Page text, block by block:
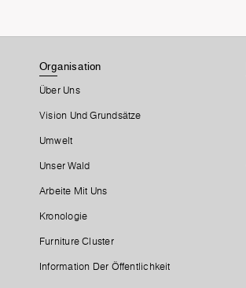
Organisation
Über Uns
Vision Und Grundsätze
Umwelt
Unser Wald
Arbeite Mit Uns
Kronologie
Furniture Cluster
Information Der Öffentlichkeit